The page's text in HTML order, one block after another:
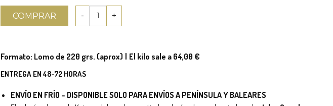
COMPRAR
Formato: Lomo de 220 grs. (aprox) || El kilo sale a 64,00 €
ENTREGA EN 48-72 HORAS
ENVÍO EN FRÍO – DISPONIBLE SOLO PARA ENVÍOS A PENÍNSULA Y BALEARES